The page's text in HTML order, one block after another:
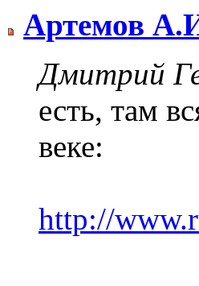
Артемов
Дмитрий
есть, там
веке:
http://